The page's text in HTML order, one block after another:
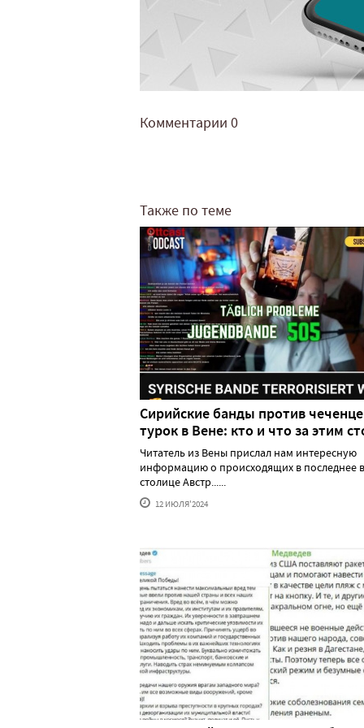
Комментарии 0
Также по теме
Сирийские банды против
турок в Вене: кто и что за этим
Читатель из Вены прислал нам интересную
информацию о происходящих в последнее
столице Австр......
12 ИЮЛЯ'2024